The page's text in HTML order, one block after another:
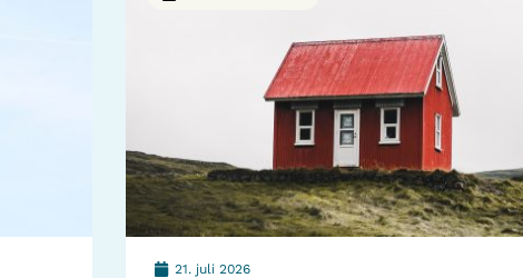
21. juli 2026